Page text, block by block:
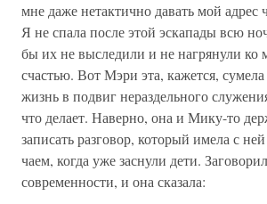
мне даже нетактично давать мой адрес
Я не спала после этой эскапады всю
бы их не выследили и не нагрянули ко
счастью. Вот Мэри эта, кажется,
жизнь в подвиг нераздельного
что делает. Наверно, она и Мику-то
записать разговор, который имела с
чаем, когда уже заснули дети.
современности, и она сказала: